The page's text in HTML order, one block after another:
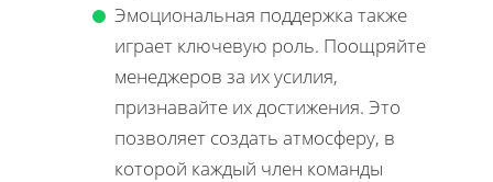
Эмоциональная поддержка также
играет ключевую роль. Поощряйте
менеджеров за их усилия,
признавайте их достижения. Это
позволяет создать атмосферу, в
которой каждый член команды